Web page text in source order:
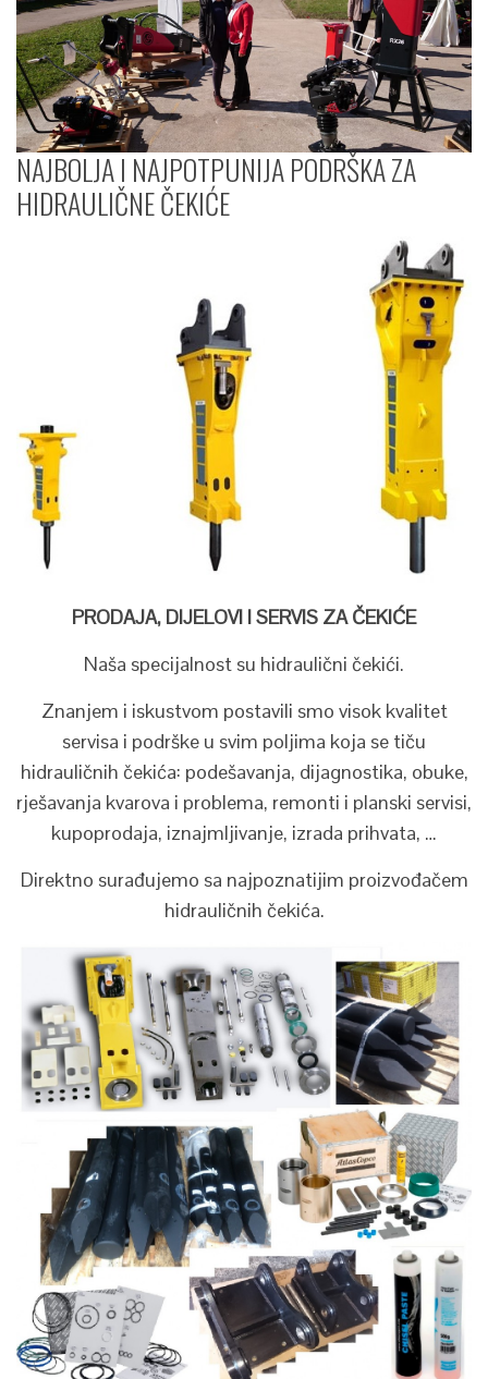
NAJBOLJA I NAJPOTPUNIJA PODRŠKA ZA
HIDRAULIČNE ČEKIĆE
PRODAJA, DIJELOVI I SERVIS ZA ČEKIĆE
Naša specijalnost su hidraulični čekići.
Znanjem i iskustvom postavili smo visok kvalitet
servisa i podrške u svim poljima koja se tiču
hidrauličnih čekića: podešavanja, dijagnostika, obuke,
rješavanja kvarova i problema, remonti i planski servisi,
kupoprodaja, iznajmljivanje, izrada prihvata, …
Direktno surađujemo sa najpoznatijim proizvođačem
hidrauličnih čekića.